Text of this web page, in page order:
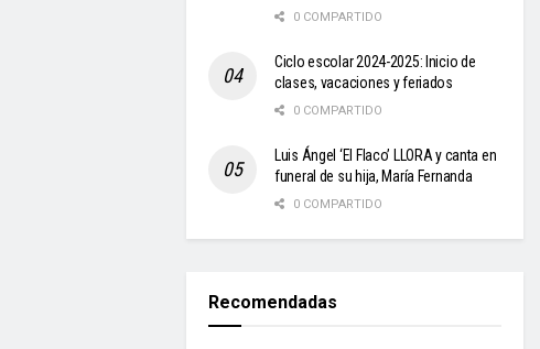
0 COMPARTIDO
Ciclo escolar 2024-2025: Inicio de
clases, vacaciones y feriados
0 COMPARTIDO
Luis Ángel ‘El Flaco’ LLORA y canta en
funeral de su hija, María Fernanda
0 COMPARTIDO
Recomendadas